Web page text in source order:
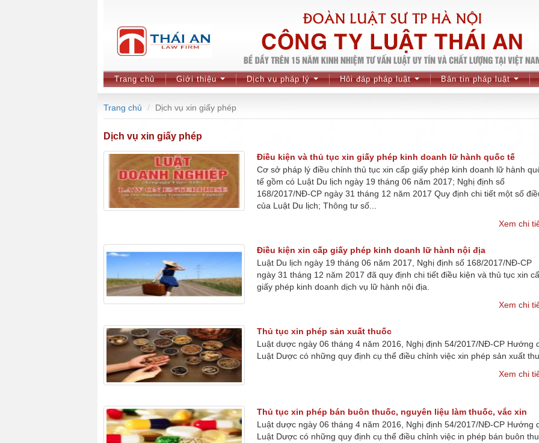
Trang chủ Giới thiệu
...
Dịch vụ pháp lý
...
Hỏi đáp pháp luật
...
Bản tin pháp luật
...
Trang chủ Dịch vụ xin giấy phép
Dịch vụ xin giấy phép
Điều kiện và thủ tục xin giấy phép kinh doanh lữ hành quốc tế
Cơ sở pháp lý điều chỉnh thủ tục xin cấp giấy phép kinh doanh lữ hành
tế gồm có Luật Du lịch ngày 19 tháng 06 năm 2017; Nghị định số
168/2017/NĐ-CP ngày 31 tháng 12 năm 2017 Quy định chi tiết một số
của Luật Du lịch; Thông tư số...
Xem chi
Điều kiện xin cấp giấy phép kinh doanh lữ hành nội địa
Luật Du lịch ngày 19 tháng 06 năm 2017, Nghị định số 168/2017/NĐ-CP
ngày 31 tháng 12 năm 2017 đã quy định chi tiết điều kiện và thủ tục xin
giấy phép kinh doanh dịch vụ lữ hành nội địa.
Xem chi
Thủ tục xin phép sản xuất thuốc
Luật dược ngày 06 tháng 4 năm 2016, Nghị định 54/2017/NĐ-CP Hướng
Luật Dược có những quy định cụ thể điều chỉnh việc xin phép sản xuất
Xem chi
Thủ tục xin phép bán buôn thuốc, nguyên liệu làm thuốc, vắc xin
Luật dược ngày 06 tháng 4 năm 2016, Nghị định 54/2017/NĐ-CP Hướng
Luật Dược có những quy định cụ thể điều chỉnh việc in phép bán buôn